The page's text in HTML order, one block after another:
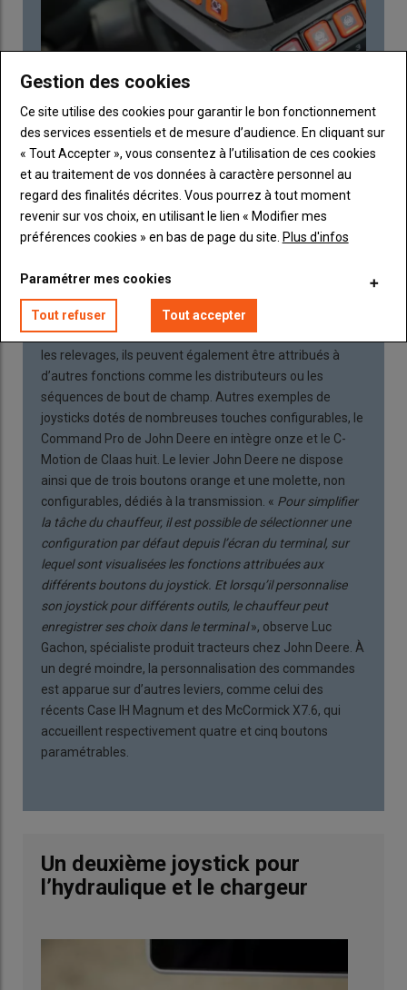
La cabine FendtOne inaugure un joystick très complet
intégrant des boutons sur deux zones. Ceux de la face
supérieure sont configurables. © M. Portier
À l’opposé, d’autres tractoristes jouent à fond la carte de
la personnalisation des commandes. Le nouveau joystick
de la cabine FendtOne en est l’exemple le plus récent. En
plus des cinq ou six boutons et de la molette dédiés à la
comporte sur le dessus quatre touches configurables.
servir aussi bien aux distributeurs qu’aux relevages.
Quant aux traditionnels boutons Go et End utilisés pour
les relevages, ils peuvent également être attribués à
d’autres fonctions comme les distributeurs ou les
séquences de bout de champ. Autres exemples de
joysticks dotés de nombreuses touches configurables, le
Command Pro de John Deere en intègre onze et le C-
Motion de Claas huit. Le levier John Deere ne dispose
ainsi que de trois boutons orange et une molette, non
configurables, dédiés à la transmission. « Pour simplifier
la tâche du chauffeur, il est possible de sélectionner une
configuration par défaut depuis l’écran du terminal, sur
lequel sont visualisées les fonctions attribuées aux
différents boutons du joystick. Et lorsqu’il personnalise
son joystick pour différents outils, le chauffeur peut
enregistrer ses choix dans le terminal», observe Luc
Gachon, spécialiste produit tracteurs chez John Deere. À
un degré moindre, la personnalisation des commandes
est apparue sur d’autres leviers, comme celui des
récents Case IH Magnum et des McCormick X7.6, qui
accueillent respectivement quatre et cinq boutons
paramétrables.
Un deuxième joystick pour
l’hydraulique et le chargeur
Gestion des cookies
Ce site utilise des cookies pour garantir le bon fonctionnement
des services essentiels et de mesure d’audience. En cliquant sur
« Tout Accepter », vous consentez à l’utilisation de ces cookies
et au traitement de vos données à caractère personnel au
regard des finalités décrites. Vous pourrez à tout moment
revenir sur vos choix, en utilisant le lien « Modifier mes
préférences cookies » en bas de page du site. Plus d'infos
Paramétrer mes cookies
Tout refuser Tout accepter